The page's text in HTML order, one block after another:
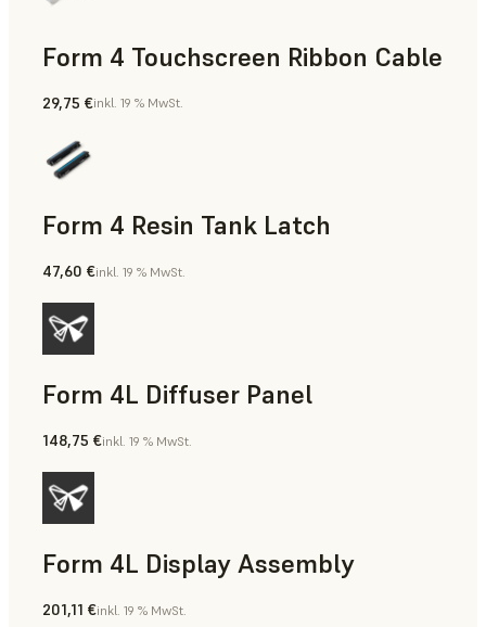
Form 4 Touchscreen Ribbon Cable
29,75 €inkl. 19 % MwSt.
Form 4 Resin Tank Latch
47,60 €inkl. 19 % MwSt.
Form 4L Diffuser Panel
148,75 €inkl. 19 % MwSt.
Form 4L Display Assembly
201,11 €inkl. 19 % MwSt.